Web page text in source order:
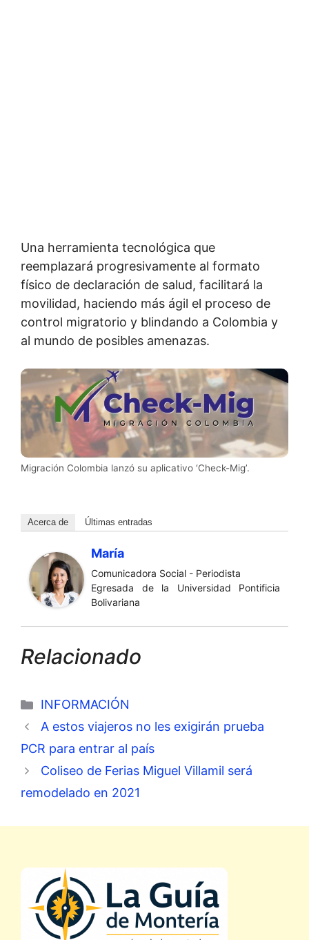
Una herramienta tecnológica que
reemplazará progresivamente al formato
físico de declaración de salud, facilitará la
movilidad, haciendo más ágil el proceso de
control migratorio y blindando a Colombia y
al mundo de posibles amenazas.
Migración Colombia lanzó su aplicativo ‘Check-Mig’.
Acerca de Últimas entradas
María
Comunicadora Social - Periodista
Egresada de la Universidad Pontificia
Bolivariana
Relacionado
Categorías
INFORMACIÓN
A estos viajeros no les exigirán prueba
PCR para entrar al país
Coliseo de Ferias Miguel Villamil será
remodelado en 2021